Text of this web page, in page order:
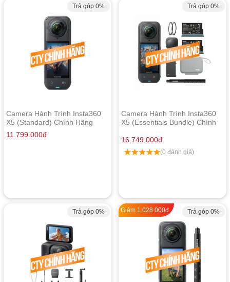
Trả góp 0%
Camera Hành Trình Insta360
X5 (Standard) Chính Hãng
11.799.000đ
Trả góp 0%
Camera Hành Trình Insta360
X5 (Essentials Bundle) Chính
16.749.000đ
(0 đánh giá)
Trả góp 0% Giảm 1.028.000đ Trả góp 0%